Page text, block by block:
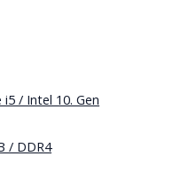
i5 / Intel 10. Gen
/ DDR4